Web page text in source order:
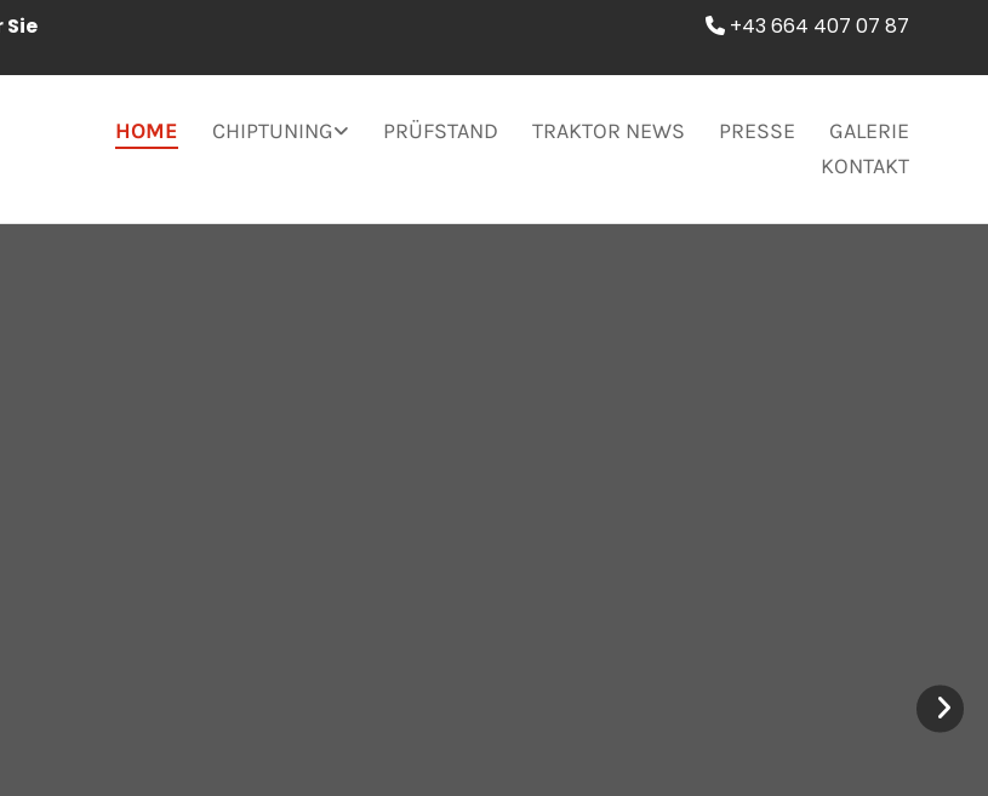
 +43 664 407 07 87
HOME CHIPTUNING PRÜFSTAND TRAKTOR NEWS PRESSE
GALERIE
KONTAKT